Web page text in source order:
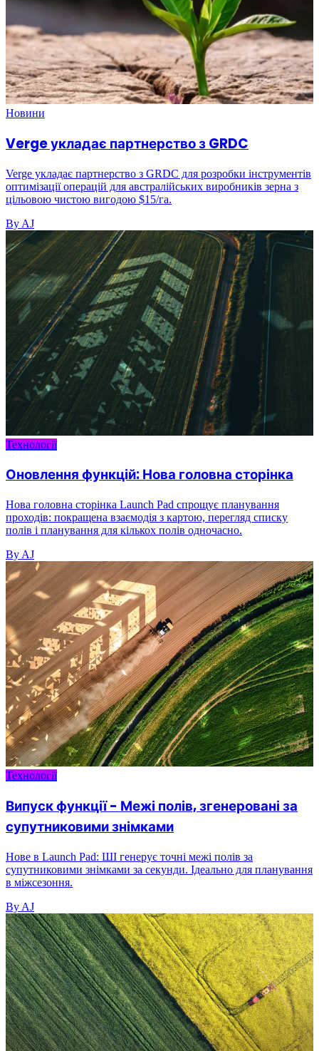
Новини
Verge укладає партнерство з GRDC
Verge укладає партнерство з GRDC для розробки інструментів
оптимізації операцій для австралійських виробників зерна з
цільовою чистою вигодою $15/га.
By AJ
Технології
Оновлення функцій: Нова головна сторінка
Нова головна сторінка Launch Pad спрощує планування
проходів: покращена взаємодія з картою, перегляд списку
полів і планування для кількох полів одночасно.
By AJ
Технології
Випуск функції - Межі полів, згенеровані за
супутниковими знімками
Нове в Launch Pad: ШІ генерує точні межі полів за
супутниковими знімками за секунди. Ідеально для планування
в міжсезоння.
By AJ